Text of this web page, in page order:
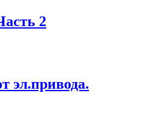
2
эл.привода.